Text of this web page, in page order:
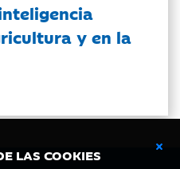
LAS COOKIES
y en la